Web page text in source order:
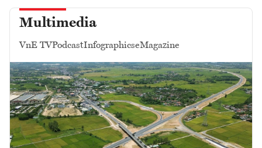
Multimedia
VnE TVPodcastInfographicseMagazine